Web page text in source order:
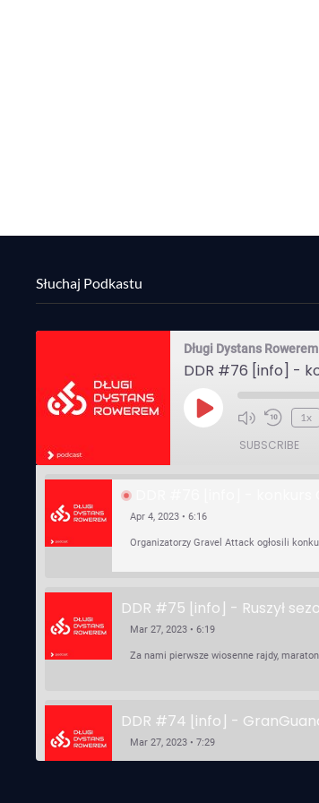
Słuchaj Podkastu
Długi Dystans Rowerem
Play
1x
SUBSCRIBE
Apr 4, 2023 • 6:16
Mar 27, 2023 • 6:19
Mar 27, 2023 • 7:29